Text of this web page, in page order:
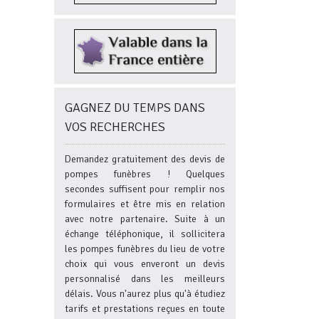
GAGNEZ DU TEMPS DANS
VOS RECHERCHES
Demandez gratuitement des devis de
pompes funèbres ! Quelques
secondes suffisent pour remplir nos
formulaires et être mis en relation
avec notre partenaire. Suite à un
échange téléphonique, il sollicitera
les pompes funèbres du lieu de votre
choix qui vous enveront un devis
personnalisé dans les meilleurs
délais. Vous n'aurez plus qu'à étudiez
tarifs et prestations reçues en toute